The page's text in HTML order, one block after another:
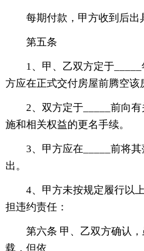
每期付款，甲方收到后出
第五条
1、甲、乙双方定于
方应在正式交付房屋前腾空该
2、双方定于_____前向
施和相关权益的更名手续。
3、甲方应在_____前将
出。
4、甲方未按规定履行以
担违约责任：
第六条 甲、乙双方确认
载，但依